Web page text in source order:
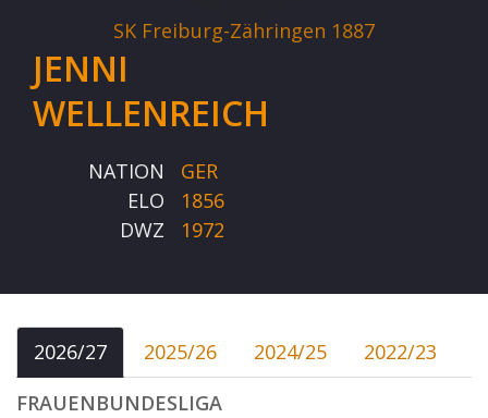
SK Freiburg-Zähringen 1887
JENNI
WELLENREICH
NATION
GER
ELO
1856
DWZ
1972
2026/27 2025/26 2024/25
2022/23
FRAUENBUNDESLIGA